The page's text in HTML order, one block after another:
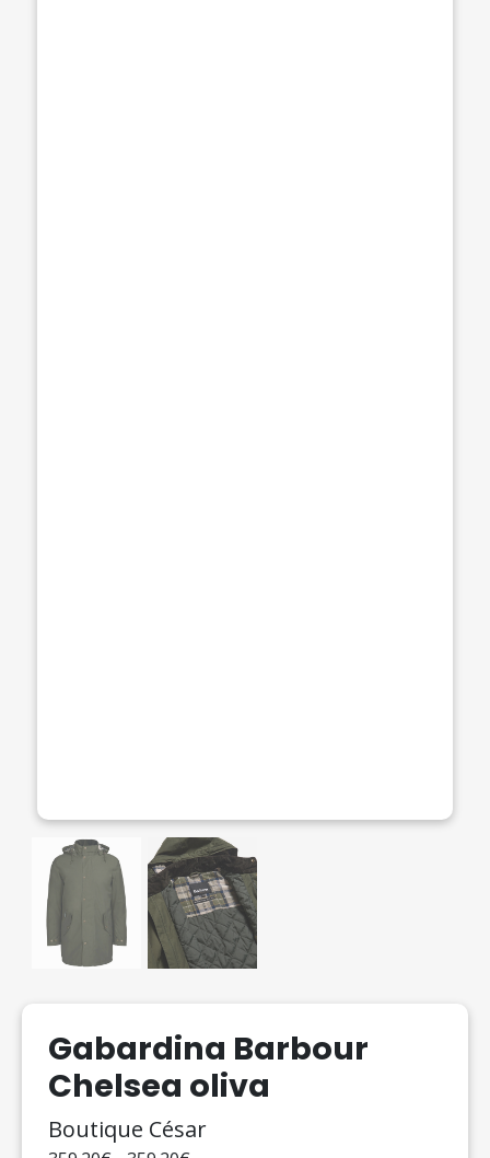
Gabardina Barbour
Chelsea oliva
Boutique César